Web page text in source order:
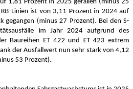
1,81 Prozent in 2025 gefallen (minus 25
Linien ist von 3,11 Prozent in 2024 auf
gegangen (minus 27 Prozent). Bei den S-
im Jahr 2024 aufgrund des
Baureihen ET 422 und ET 423 extrem
der Ausfallwert nun sehr stark von 4,12
53 Prozent).